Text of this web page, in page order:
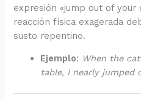
expresión «jump out of your
reacción física exagerada
susto repentino.
Ejemplo: When the
table, I nearly jumped